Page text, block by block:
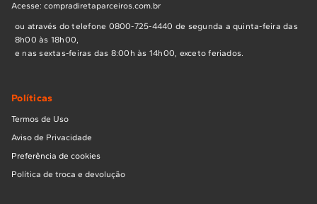
Acesse: compradiretaparceiros.com.br
ou através do telefone 0800-725-4440 de segunda a quinta-feira das
8h00 às 18h00,
e nas sextas-feiras das 8:00h às 14h00, exceto feriados.
Políticas
Termos de Uso
Aviso de Privacidade
Preferência de cookies
Política de troca e devolução